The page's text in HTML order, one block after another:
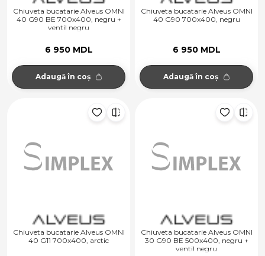
Chiuveta bucatarie Alveus OMNI
40 G90 BE 700x400, negru +
ventil negru
6 950 MDL
Adaugă în coș
Chiuveta bucatarie Alveus OMNI
40 G90 700x400, negru
6 950 MDL
Adaugă în coș
Chiuveta bucatarie Alveus OMNI
40 G11 700x400, arctic
Chiuveta bucatarie Alveus OMNI
30 G90 BE 500x400, negru +
ventil negru